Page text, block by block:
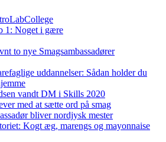
1: Noget i gære
to nye Smagsambassadører
uddannelser: Sådan holder du
vandt DM i Skills 2020
med at sætte ord på smag
bliver nordjysk mester
Kogt æg, marengs og mayonnaise